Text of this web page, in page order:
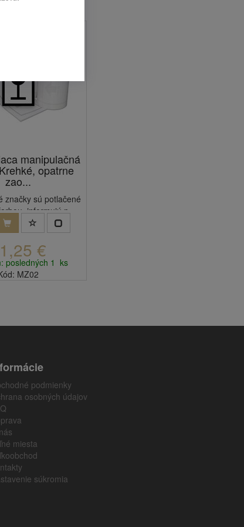
manipulačná
opatrne
zao...
značky sú potlačené
informujú p...
€
posledných 1 ks
MZ02
podmienky
osobných údajov
miesta
súkromia